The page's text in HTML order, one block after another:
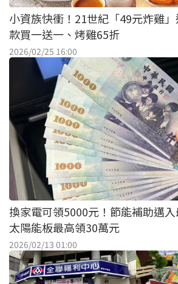
小資族快衝！21世紀「49元炸雞
款買一送一、烤雞65折
2026/02/25 16:00
換家電可領5000元！節能補助邁
太陽能板最高領30萬元
2026/02/13 01:00